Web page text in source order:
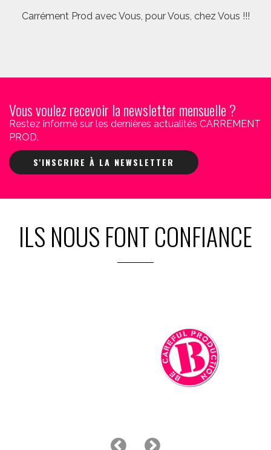
Carrément Prod avec Vous, pour Vous, chez Vous !!!
Vous voulez recevoir la newsletter mensuelle ?
Restez informé sur les dernières actualités CARREMENT
PROD.
S'INSCRIRE À LA NEWSLETTER
ILS NOUS FONT CONFIANCE